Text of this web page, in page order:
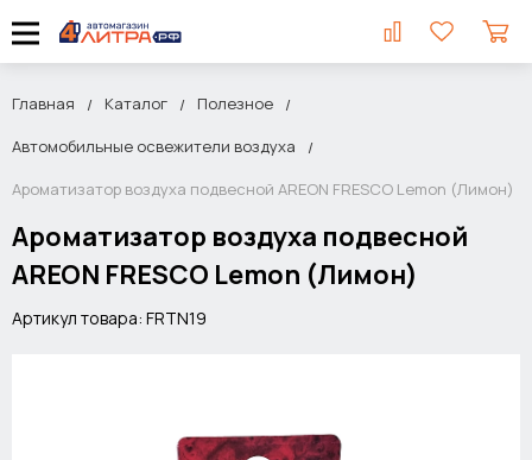
Главная Каталог
Полезное
Автомобильные освежители воздуха
Ароматизатор воздуха подвесной AREON FRESCO Lemon (Лимон)
Ароматизатор воздуха подвесной
AREON FRESCO Lemon (Лимон)
Артикул товара: FRTN19